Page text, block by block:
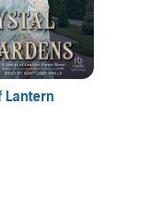
Lantern